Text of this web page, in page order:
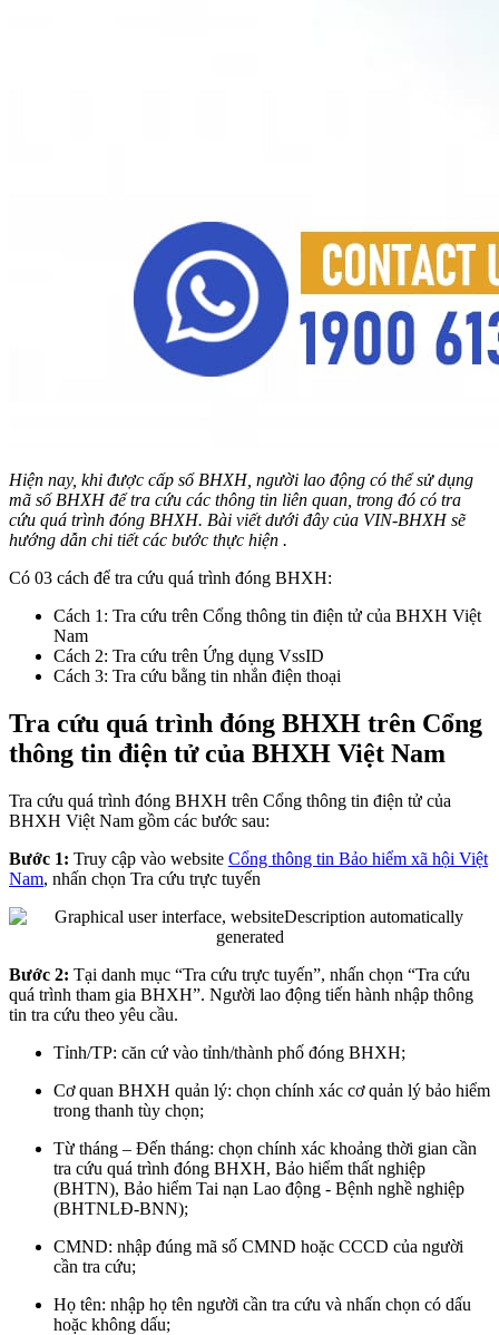
Hiện nay, khi được cấp sổ BHXH, người lao động có thể sử dụng
mã số BHXH để tra cứu các thông tin liên quan, trong đó có tra
cứu quá trình đóng BHXH. Bài viết dưới đây của VIN-BHXH sẽ
hướng dẫn chi tiết các bước thực hiện .
Có 03 cách để tra cứu quá trình đóng BHXH:
Cách 1: Tra cứu trên Cổng thông tin điện tử của BHXH Việt
Nam
Cách 2: Tra cứu trên Ứng dụng VssID
Cách 3: Tra cứu bằng tin nhắn điện thoại
Tra cứu quá trình đóng BHXH trên Cổng
thông tin điện tử của BHXH Việt Nam
Tra cứu quá trình đóng BHXH trên Cổng thông tin điện tử của
BHXH Việt Nam gồm các bước sau:
Bước 1: Truy cập vào website Cổng thông tin Bảo hiểm xã hội Việt
Nam, nhấn chọn Tra cứu trực tuyến
Bước 2: Tại danh mục “Tra cứu trực tuyến”, nhấn chọn “Tra cứu
quá trình tham gia BHXH”. Người lao động tiến hành nhập thông
tin tra cứu theo yêu cầu.
Tỉnh/TP: căn cứ vào tỉnh/thành phố đóng BHXH;
Cơ quan BHXH quản lý: chọn chính xác cơ quản lý bảo hiểm
trong thanh tùy chọn;
Từ tháng – Đến tháng: chọn chính xác khoảng thời gian cần
tra cứu quá trình đóng BHXH, Bảo hiểm thất nghiệp
(BHTN), Bảo hiểm Tai nạn Lao động - Bệnh nghề nghiệp
(BHTNLĐ-BNN);
CMND: nhập đúng mã số CMND hoặc CCCD của người
cần tra cứu;
Họ tên: nhập họ tên người cần tra cứu và nhấn chọn có dấu
hoặc không dấu;